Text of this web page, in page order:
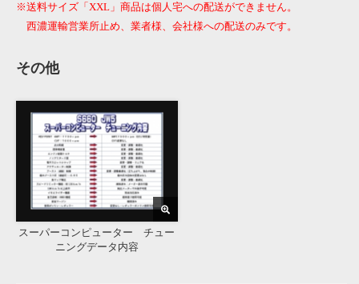
※送料サイズ「XXL」商品は個人宅への配送ができません。
西濃運輸営業所止め、業者様、会社様への配送のみです。
その他
スーパーコンピューター チュー
ニングデータ内容